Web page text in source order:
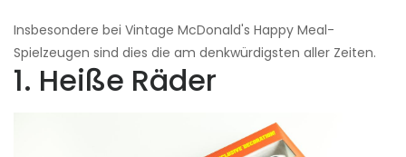
Insbesondere bei Vintage McDonald's Happy Meal-
Spielzeugen sind dies die am denkwürdigsten aller Zeiten.
1. Heiße Räder